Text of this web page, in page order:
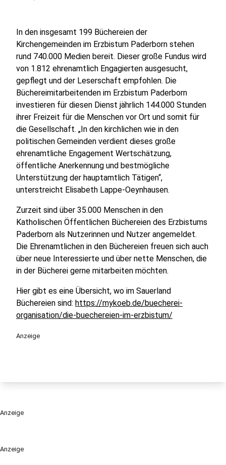
Anzeige
In den insgesamt 199 Büchereien der
Kirchengemeinden im Erzbistum Paderborn stehen
rund 740.000 Medien bereit. Dieser große Fundus wird
von 1.812 ehrenamtlich Engagierten ausgesucht,
gepflegt und der Leserschaft empfohlen. Die
Büchereimitarbeitenden im Erzbistum Paderborn
investieren für diesen Dienst jährlich 144.000 Stunden
ihrer Freizeit für die Menschen vor Ort und somit für
die Gesellschaft. „In den kirchlichen wie in den
politischen Gemeinden verdient dieses große
ehrenamtliche Engagement Wertschätzung,
öffentliche Anerkennung und bestmögliche
Unterstützung der hauptamtlich Tätigen“,
unterstreicht Elisabeth Lappe-Oeynhausen.
Zurzeit sind über 35.000 Menschen in den
Katholischen Öffentlichen Büchereien des Erzbistums
Paderborn als Nutzerinnen und Nutzer angemeldet.
Die Ehrenamtlichen in den Büchereien freuen sich auch
über neue Interessierte und über nette Menschen, die
in der Bücherei gerne mitarbeiten möchten.
Hier gibt es eine Übersicht, wo im Sauerland
Büchereien sind: https://mykoeb.de/buecherei-
organisation/die-buechereien-im-erzbistum/
Anzeige
Anzeige